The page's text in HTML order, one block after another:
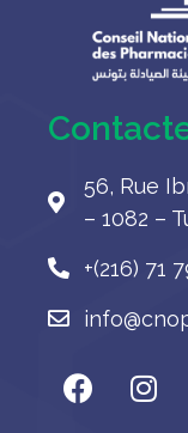
56, Rue
– 1082 –
+(216) 71